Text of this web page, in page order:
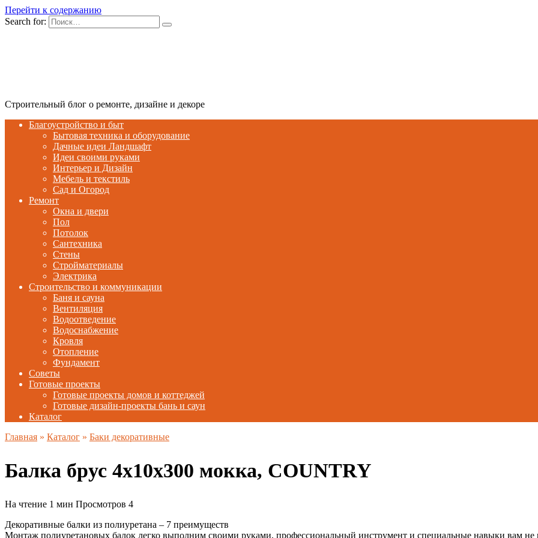
Перейти к содержанию
Search for:
Строительный блог о ремонте, дизайне и декоре
Благоустройство и быт
Бытовая техника и оборудование
Дачные идеи Ландшафт
Идеи своими руками
Интерьер и Дизайн
Мебель и текстиль
Сад и Огород
Ремонт
Окна и двери
Пол
Потолок
Сантехника
Стены
Стройматериалы
Электрика
Строительство и коммуникации
Баня и сауна
Вентиляция
Водоотведение
Водоснабжение
Кровля
Отопление
Фундамент
Советы
Готовые проекты
Готовые проекты домов и коттеджей
Готовые дизайн-проекты бань и саун
Каталог
Главная » Каталог » Баки декоративные
Балка брус 4х10х300 мокка, COUNTRY
На чтение 1 мин Просмотров 4
Декоративные балки из полиуретана – 7 преимуществ
Монтаж полиуретановых балок легко выполним своими руками, профессиональный инструмент и специальные навыки вам не